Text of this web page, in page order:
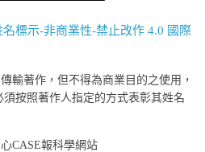
名標示-非商業性-禁止改作 4.0 國際
輸著作，但不得為商業目的之使用，
按照著作人指定的方式表彰其姓名
CASE報科學網站